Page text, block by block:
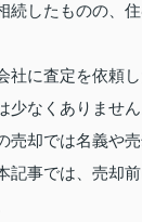
続したものの、
社に査定を依頼
少なくありません
売却では名義や
記事では、売却